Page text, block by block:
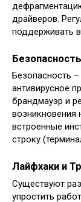
драйверов.
поддерживать
Безопасность
антивирусное
брандмауэр и
возникновения
встроенные
строку
Лайфхаки и
Существуют
упростить